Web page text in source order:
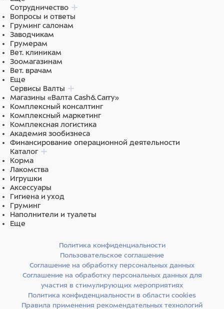
Сотрудничество
Вопросы и ответы
Груминг салонам
Заводчикам
Грумерам
Вет. клиникам
Зоомагазинам
Вет. врачам
Еще
Сервисы Валты
Магазины «Валта Cash&Carry»
Комплексный консалтинг
Комплексный маркетинг
Комплексная логистика
Академия зообизнеса
Финансирование операционной деятельности
Каталог
Корма
Лакомства
Игрушки
Аксессуары
Гигиена и уход
Груминг
Наполнители и туалеты
Еще
Политика конфиденциальности
Пользовательское соглашение
Соглашение на обработку персональных данных
Соглашение на обработку персональных данных для
участия в стимулирующих мероприятиях
Политика конфиденциальности в области cookies
Правила применения рекомендательных технологий